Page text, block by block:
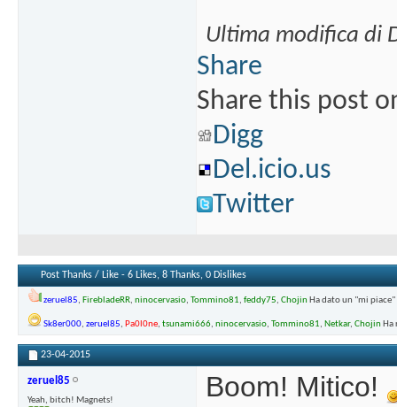
Ultima modifica di
Share
Share this post
Digg
Del.icio.us
Twitter
Post Thanks / Like - 6 Likes, 8 Thanks, 0 Dislikes
zeruel85, FirebladeRR, ninocervasio, Tommino81, feddy75, ChojinHa dato un "mi
Sk8er000, zeruel85, Pa0l0ne, tsunami666, ninocervasio, Tommino81, Netkar, ChojinHa
23-04-2015
zeruel85
Yeah, bitch! Magnets! Boom! Mitico!